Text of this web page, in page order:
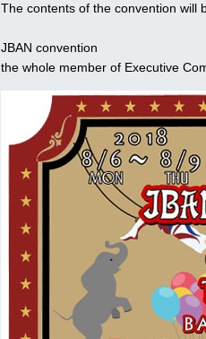
The contents of the convention will
JBAN convention
the whole member of Executive